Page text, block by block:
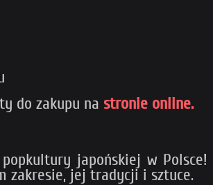
do zakupu na stronie online.
japońskiej w
zakresie, jej tradycji i sztuce.